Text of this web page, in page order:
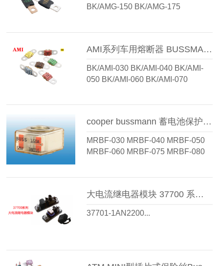
BK/AMG-150 BK/AMG-175
AMI系列车用熔断器 BUSSMANN BK/AMI-200 BK/AMI-175 BK/AMI-050 BK/AMI-040 BK/AMI-070 BK/AMI-060 BK/AMI-100 BK/AMI-080 BK/AMI-150 BK/AMI-125 BK/AMI-030
BK/AMI-030 BK/AMI-040 BK/AMI-
050 BK/AMI-060 BK/AMI-070
cooper bussmann 蓄电池保护用熔断器 MRBF-225 MRBF-250 MRBF-175 MRBF-200 MRBF-125 MRBF-150 MRBF-090 MRBF-100 MRBF-500 MRBF-300 MRBF-400 MRBF-075 MRBF-080 MRBF-050 MRBF-060 MRBF-030 MRBF-040
MRBF-030 MRBF-040 MRBF-050
MRBF-060 MRBF-075 MRBF-080
MRBF-400 MRBF-500...
大电流继电器模块 37700 系列PRM/PFM
37701-1AN2200...